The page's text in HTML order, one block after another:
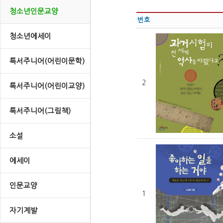
청소년인문교양
청소년에세이
특서주니어(어린이문학)
특서주니어(어린이교양)
특서주니어(그림책)
소설
에세이
인문교양
자기계발
번호
2
1